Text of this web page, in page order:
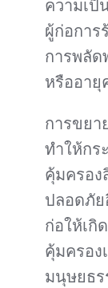
ความเป็
ผู้ก่อการ
การพลัด
หรืออา
การขยา
ทำให้กร
คุ้มครอง
ปลอดภัย
ก่อให้เกิ
คุ้มครอง
มนุษยธร